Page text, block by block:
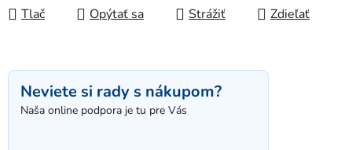
Tlač Opýtať sa Strážiť Zdieľať
Neviete si rady s nákupom?
Naša online podpora je tu pre Vás